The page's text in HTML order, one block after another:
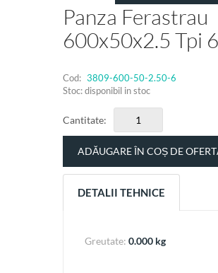
Panza Ferastrau
600x50x2.5 Tpi 6
Cod: 3809-600-50-2.50-6
Stoc: disponibil in stoc
Cantitate:
DETALII TEHNICE
Greutate: 0.000 kg